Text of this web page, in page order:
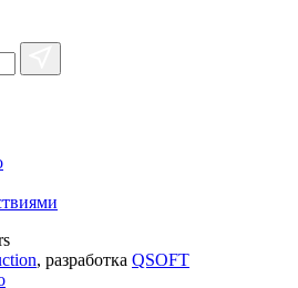
, разработка QSOFT